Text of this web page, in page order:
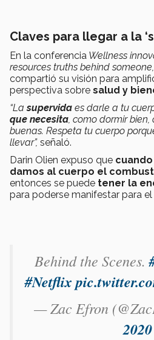
Claves para llegar a la
En la conferencia Wellness
resources truths behind
compartió su visión para
perspectiva sobre salud y
“Lasupervida es darle a tu
que necesita , como dormir
buenas. Respeta tu cuerpo
llevar”, señaló.
Darin Olien expuso que
damos al cuerpo el
entonces se puede tener la
para poderse manifestar para el
Behind the Scenes.
#Netflix
— Zac Efron
2020